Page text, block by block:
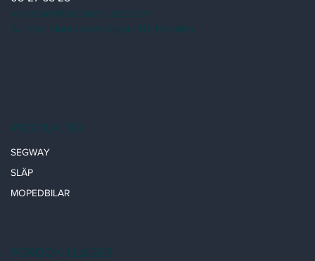
PRODUKTER
SEGWAY
SLÄP
MOPEDBILAR
FORDON I LAGER
verkstad@fordonshuset.com
Adress: Hantverkarvägen 40, Handen